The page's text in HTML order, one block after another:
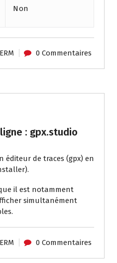
Non
0 Commentaires
: gpx.studio
éditeur de traces (gpx) en
il est notamment
simultanément
0 Commentaires